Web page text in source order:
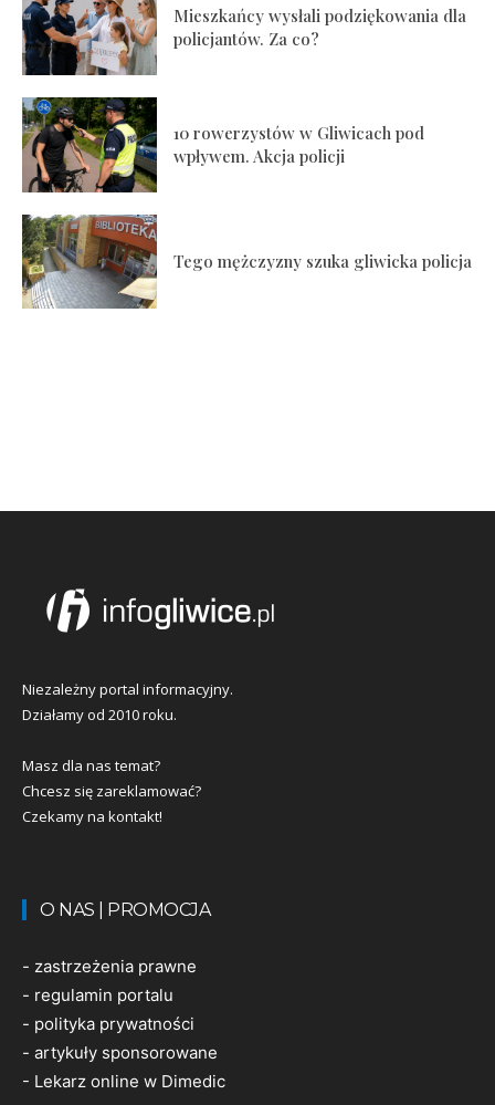
Mieszkańcy wysłali podziękowania dla
policjantów. Za co?
10 rowerzystów w Gliwicach pod
wpływem. Akcja policji
Tego mężczyzny szuka gliwicka policja
Niezależny portal informacyjny.
Działamy od 2010 roku.
Masz dla nas temat?
Chcesz się zareklamować?
Czekamy na kontakt!
O NAS | PROMOCJA
- zastrzeżenia prawne
- regulamin portalu
- polityka prywatności
- artykuły sponsorowane
- Lekarz online w Dimedic